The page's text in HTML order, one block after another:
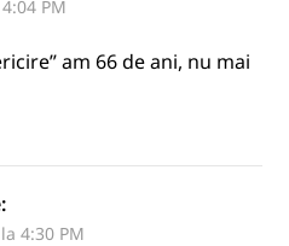
PM
am 66 de ani, nu mai
4:30 PM